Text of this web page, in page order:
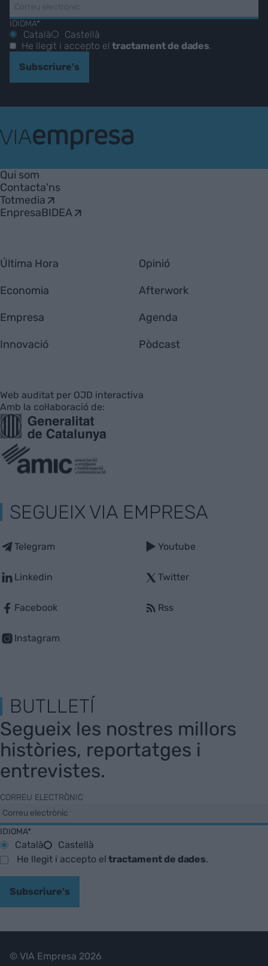
IDIOMA*
Català
Castellà
He llegit i accepto eltractament de dades.
Subscriure's
Empresa
Qui som
Contacta'ns
Totmedia
EnpresaBIDEA
Última Hora
Economia
Empresa
Innovació
Opinió
Afterwork
Agenda
Pòdcast
Web auditat per OJD interactiva
Amb la col·laboració de:
SEGUEIX VIA EMPRESA
Telegram
Linkedin
Facebook
Instagram
Youtube
Twitter
Rss
BUTLLETÍ
Segueix les nostres millors
històries, reportatges i
entrevistes.
CORREU ELECTRÒNIC
IDIOMA*
Català
Castellà
He llegit i accepto eltractament de dades.
Subscriure's
© VIA Empresa 2026